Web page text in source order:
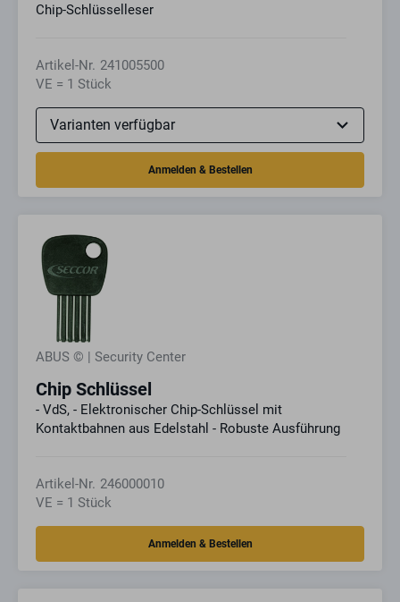
Chip-Schlüsselleser
Artikel-Nr. 241005500
VE = 1 Stück
ABUS © | Security Center
Chip Schlüssel
- VdS, - Elektronischer Chip-Schlüssel mit
Kontaktbahnen aus Edelstahl - Robuste Ausführung
Artikel-Nr. 246000010
VE = 1 Stück